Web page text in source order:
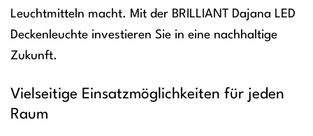
Leuchtmitteln macht. Mit der BRILLIANT Dajana LED
Deckenleuchte investieren Sie in eine nachhaltige
Zukunft.
Vielseitige Einsatzmöglichkeiten für jeden
Raum